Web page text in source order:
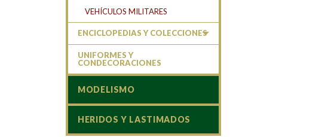
VEHÍCULOS MILITARES
ENCICLOPEDIAS Y COLECCIONES
UNIFORMES Y
CONDECORACIONES
MODELISMO
HERIDOS Y LASTIMADOS